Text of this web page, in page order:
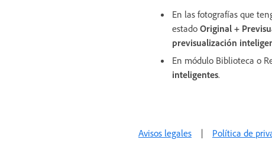
En las fotografías que
estado Original +
previsualización
En módulo Biblioteca o
inteligentes.
Avisos legales | Política de